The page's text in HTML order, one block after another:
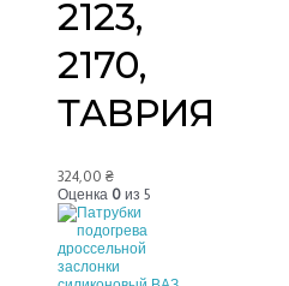
2123,
2170,
ТАВРИЯ
324,00 ₴
Оценка 0 из 5